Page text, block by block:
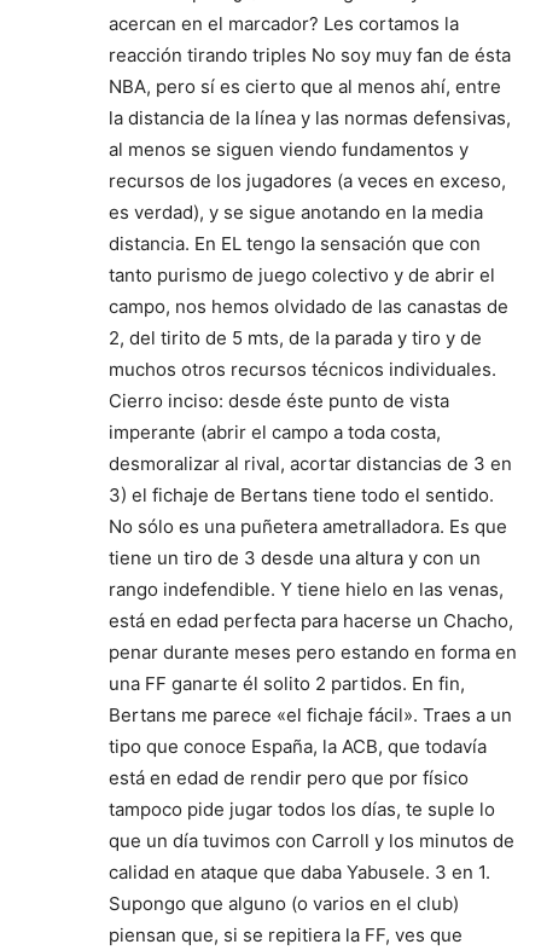
acercan en el marcador? Les cortamos la
reacción tirando triples No soy muy fan de ésta
NBA, pero sí es cierto que al menos ahí, entre
la distancia de la línea y las normas defensivas,
al menos se siguen viendo fundamentos y
recursos de los jugadores (a veces en exceso,
es verdad), y se sigue anotando en la media
distancia. En EL tengo la sensación que con
tanto purismo de juego colectivo y de abrir el
campo, nos hemos olvidado de las canastas de
2, del tirito de 5 mts, de la parada y tiro y de
muchos otros recursos técnicos individuales.
Cierro inciso: desde éste punto de vista
imperante (abrir el campo a toda costa,
desmoralizar al rival, acortar distancias de 3 en
3) el fichaje de Bertans tiene todo el sentido.
No sólo es una puñetera ametralladora. Es que
tiene un tiro de 3 desde una altura y con un
rango indefendible. Y tiene hielo en las venas,
está en edad perfecta para hacerse un Chacho,
penar durante meses pero estando en forma en
una FF ganarte él solito 2 partidos. En fin,
Bertans me parece «el fichaje fácil». Traes a un
tipo que conoce España, la ACB, que todavía
está en edad de rendir pero que por físico
tampoco pide jugar todos los días, te suple lo
que un día tuvimos con Carroll y los minutos de
calidad en ataque que daba Yabusele. 3 en 1.
Supongo que alguno (o varios en el club)
piensan que, si se repitiera la FF, ves que